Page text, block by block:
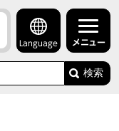
Language メニュー
検索